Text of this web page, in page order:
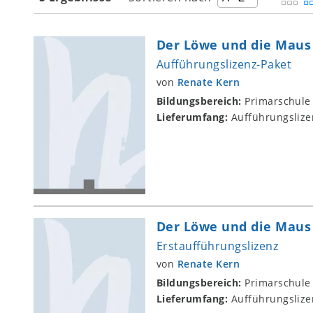
Der Löwe und die Maus
Aufführungslizenz-Paket
von Renate Kern
Bildungsbereich: Primarschule
Lieferumfang:
Der Löwe und die Maus
Erstaufführungslizenz
von Renate Kern
Bildungsbereich: Primarschule
Lieferumfang: